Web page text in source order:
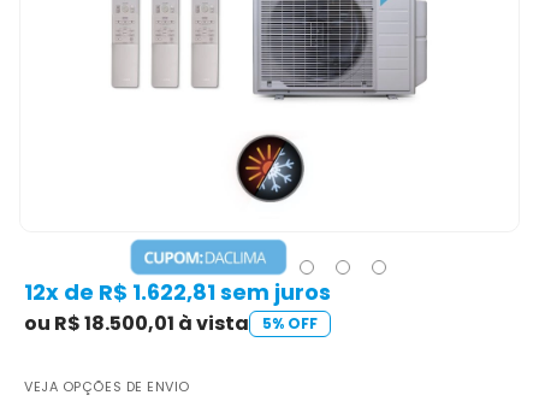
12x de R$ 1.622,81 sem juros
ou R$ 18.500,01 à vista 5% OFF
VEJA OPÇÕES DE ENVIO